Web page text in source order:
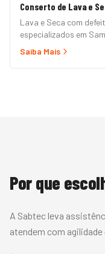
Conserto de Lava e
Lava e Seca com
especializados em
Brastemp, Midea e
e mais.
Saiba Mais
Por que
A Sabtec leva
atendem com